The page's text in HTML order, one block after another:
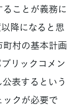
ことが義務に
降になると思
村の基本計画
リックコメン
表するという
クが必要で